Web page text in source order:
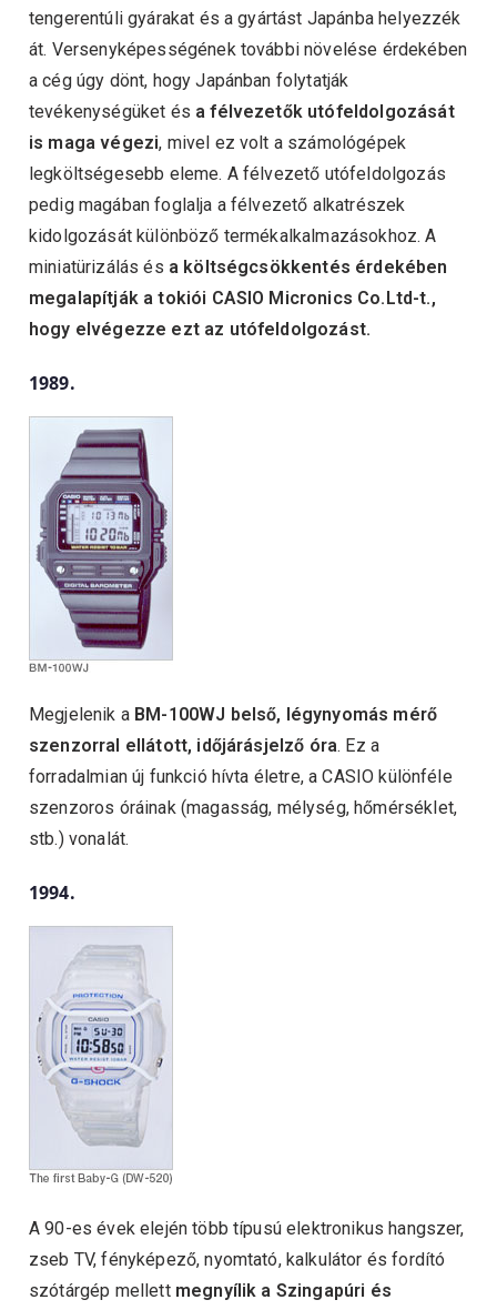
tengerentúli gyárakat és a gyártást Japánba helyezzék
át. Versenyképességének további növelése érdekében
a cég úgy dönt, hogy Japánban folytatják
tevékenységüket és a félvezetők utófeldolgozását
is maga végezi, mivel ez volt a számológépek
legköltségesebb eleme. A félvezető utófeldolgozás
pedig magában foglalja a félvezető alkatrészek
kidolgozását különböző termékalkalmazásokhoz. A
miniatürizálás és a költségcsökkentés érdekében
megalapítják a tokiói CASIO Micronics Co.Ltd-t.,
hogy elvégezze ezt az utófeldolgozást.
1989.
Megjelenik a BM-100WJ belső, légynyomás mérő
szenzorral ellátott, időjárásjelző óra. Ez a
forradalmian új funkció hívta életre, a CASIO különféle
szenzoros óráinak (magasság, mélység, hőmérséklet,
stb.) vonalát.
1994.
A 90-es évek elején több típusú elektronikus hangszer,
zseb TV, fényképező, nyomtató, kalkulátor és fordító
szótárgép mellett megnyílik a Szingapúri és